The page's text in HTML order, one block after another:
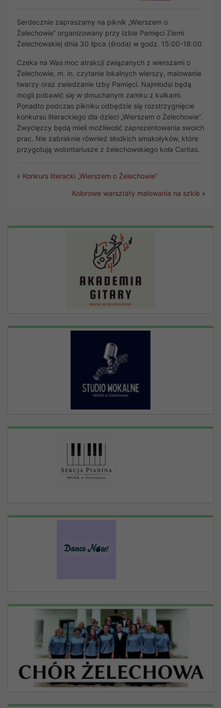
Serdecznie zapraszamy na piknik „Wierszem o
Żelechowie” organizowany przy Izbie Pamięci Ziemi
Żelechowskiej dnia 30 lipca (środa) w godz. 15:00-18:00.
Czeka na Was moc atrakcji związanych z wierszami o
Żelechowie, m. in. czytanie lokalnych wierszy, malowanie
twarzy oraz zwiedzanie Izby Pamięci. Najmłodsi będą
mogli pobawić się w dmuchanym zamku z kulkami.
Ponadto podczas pikniku odbędzie się rozstrzygnięcie
konkursu literackiego dla dzieci „Wierszem o Żelechowie”.
Zwycięzcy będą mieli możliwość zaprezentowania swoich
prac. Nie zabraknie również słodkich smakołyków, które
przygotują wolontariusze z żelechowskiego koła Caritas.
« Konkurs literacki „Wierszem o Żelechowie”
Kolorowe warsztaty malowania na szkle »